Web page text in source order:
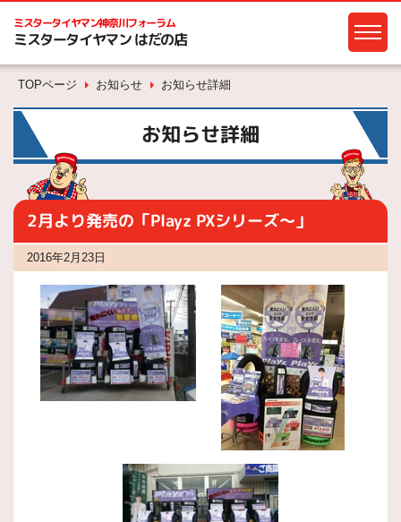
ミスタータイヤマン神奈川フォーラム
ミスタータイヤマン はだの店
TOPページ お知らせ お知らせ詳細
お知らせ詳細
2月より発売の「Playz PXシリーズ～」
2016年2月23日